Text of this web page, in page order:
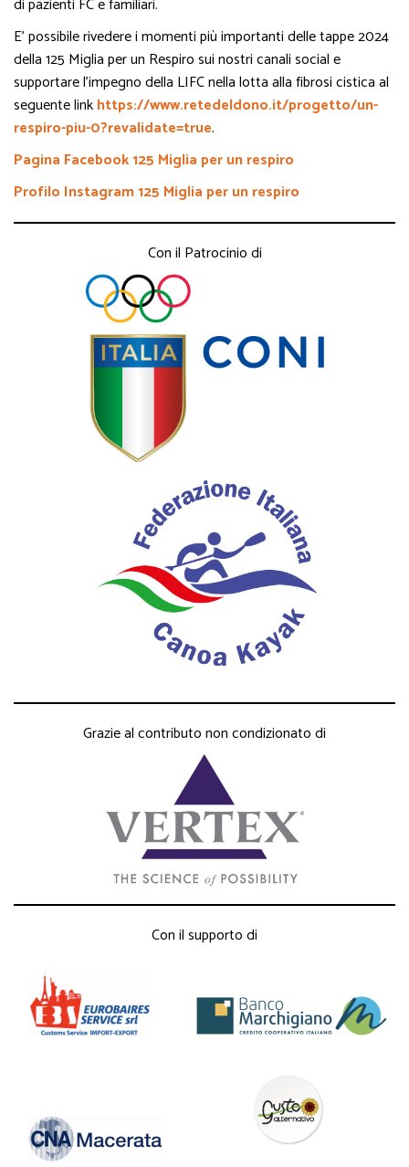
di pazienti FC e familiari.
E’ possibile rivedere i momenti più importanti delle tappe 2024
della 125 Miglia per un Respiro sui nostri canali social e
supportare l’impegno della LIFC nella lotta alla fibrosi cistica al
seguente linkhttps://www.retedeldono.it/progetto/un-
respiro-piu-0?revalidate=true.
Pagina Facebook 125 Miglia per un respiro
Profilo Instagram 125 Miglia per un respiro
Con il Patrocinio di
Grazie al contributo non condizionato di
Con il supporto di